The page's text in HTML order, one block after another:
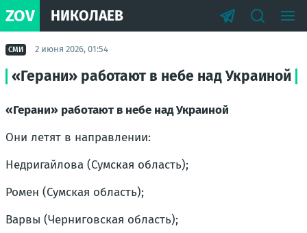
ZOV НИКОЛАЕВ
СМИ 2 июня 2026, 01:54
«Герани» работают в небе над Украиной
«Герани» работают в небе над Украиной
Они летят в направлении:
Недригайлова (Сумская область);
Ромен (Сумская область);
Варвы (Черниговская область);